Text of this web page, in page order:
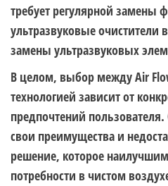
требует регулярной замены
ультразвуковые очистители
замены ультразвуковых
В целом, выбор между Air
технологией зависит от
предпочтений
свои преимущества и
решение, которое
потребности в чистом